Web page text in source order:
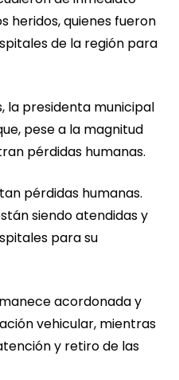
heridos, quienes fueron
de la región para
la presidenta municipal
pese a la magnitud
pérdidas humanas.
pérdidas humanas.
siendo atendidas y
para su
acordonada y
vehicular, mientras
y retiro de las